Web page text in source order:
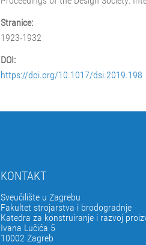
Stranice:
1923-1932
DOI:
https://doi.org/10.1017/dsi.2019.198
KONTAKT
Sveučilište u Zagrebu
Fakultet strojarstva i brodogradnje
Katedra za konstruiranje i razvoj
Ivana Lučića 5
10002 Zagreb